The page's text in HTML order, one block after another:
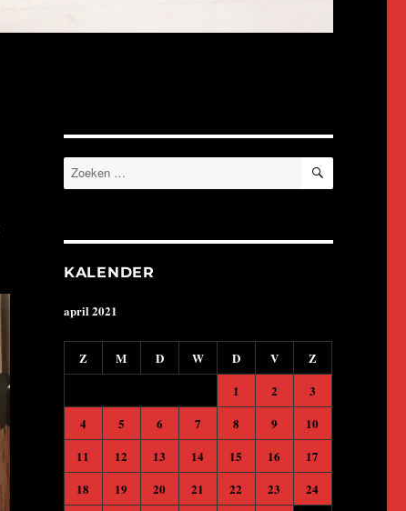
Zoeken
naar:
ZOEKEN
KALENDER
april 2021
Z M D W D V
Z
1
2
3
4
5 6 7 8 9
10
11
12 13 14 15 16
17
18
19 20 21 22 23
24